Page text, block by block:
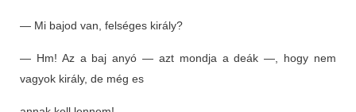
— Mi bajod van, felséges király?
— Hm! Az a baj anyó — azt mondja a deák —, hogy nem
vagyok király, de még es